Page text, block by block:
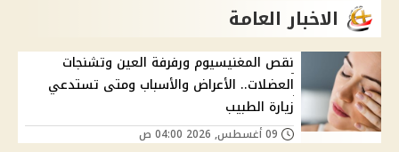
الاخبار العامة
نقص المغنيسيوم ورفرفة العين وتشنجات
العضلات.. الأعراض والأسباب ومتى تستدعي
زيارة الطبيب